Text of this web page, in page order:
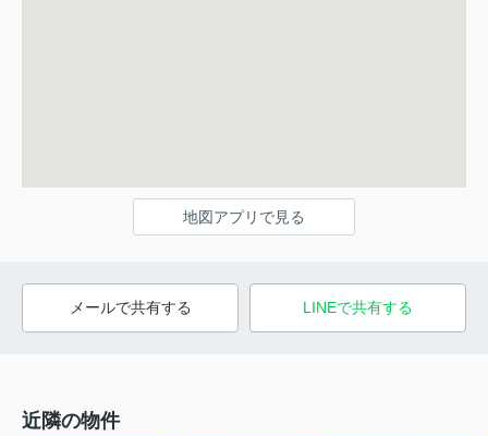
地図アプリで見る
メールで共有する LINEで共有する
近隣の物件